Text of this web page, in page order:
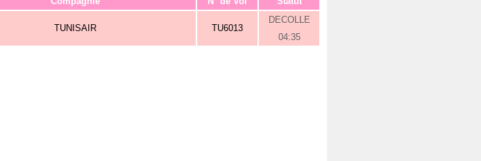
TUNISAIR TU6013
DECOLLE
04:35